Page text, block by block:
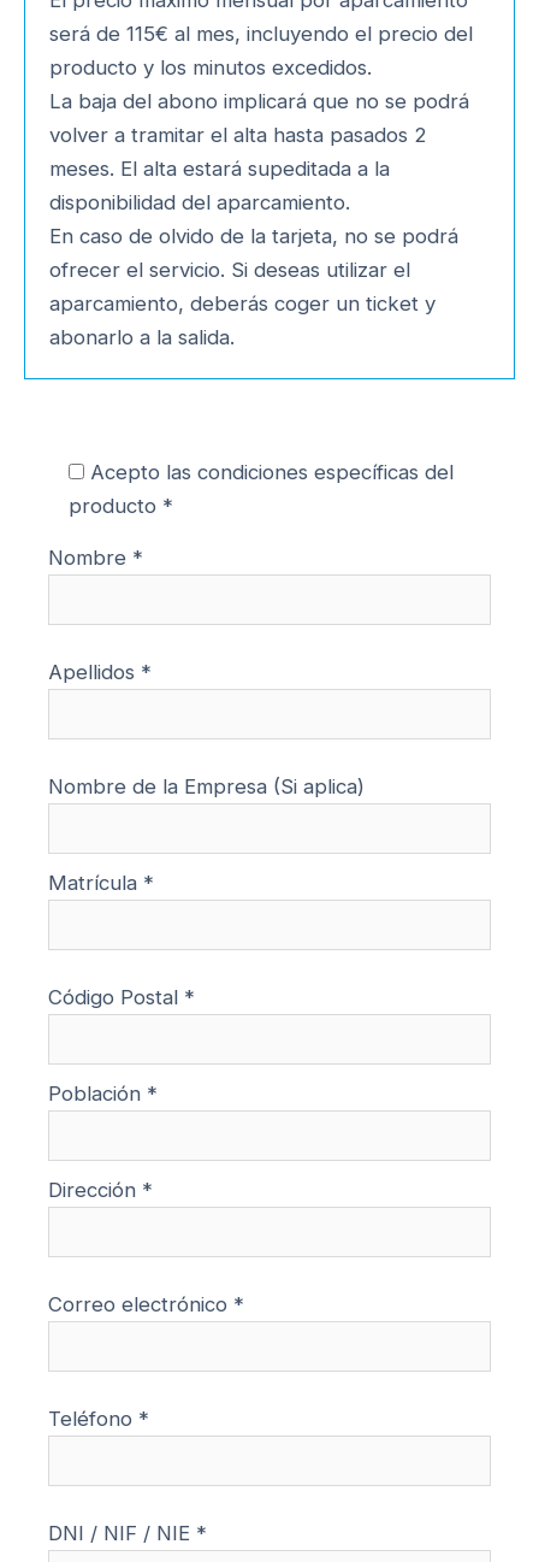
será de 115€ al mes, incluyendo el precio del
producto y los minutos excedidos.
La baja del abono implicará que no se podrá
volver a tramitar el alta hasta pasados 2
meses. El alta estará supeditada a la
disponibilidad del aparcamiento.
En caso de olvido de la tarjeta, no se podrá
ofrecer el servicio. Si deseas utilizar el
aparcamiento, deberás coger un ticket y
abonarlo a la salida.
Acepto las condiciones específicas del
producto *
Nombre *
Apellidos *
Nombre de la Empresa (Si aplica)
Matrícula *
Código Postal *
Población *
Dirección *
Correo electrónico *
Teléfono *
DNI / NIF / NIE *